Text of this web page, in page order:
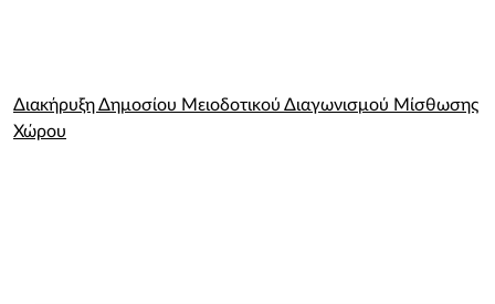
Διακήρυξη Δημοσίου Μειοδοτικού Διαγωνισμού Μίσθωσης
Χώρου